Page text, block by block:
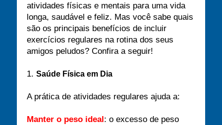
atividades físicas e mentais para uma vida
longa, saudável e feliz. Mas você sabe quais
são os principais benefícios de incluir
exercícios regulares na rotina dos seus
amigos peludos? Confira a seguir!
1. Saúde Física em Dia
A prática de atividades regulares ajuda a:
Manter o peso ideal : o excesso de peso